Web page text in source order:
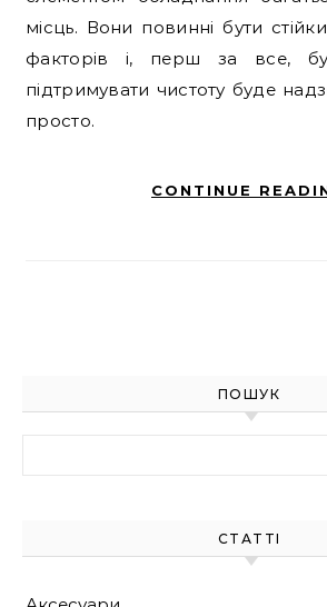
місць. Вони повинні бути
факторів і, перш за все,
підтримувати чистоту буде
просто.
CONTINUE
ПОШУК
СТАТТІ